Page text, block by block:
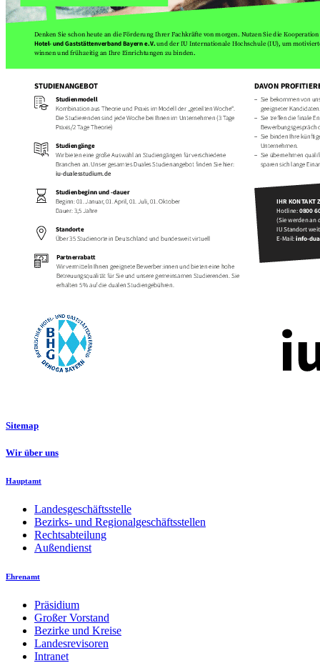
Sitemap
Wir über uns
Hauptamt
Landesgeschäftsstelle
Bezirks- und Regionalgeschäftsstellen
Rechtsabteilung
Außendienst
Ehrenamt
Präsidium
Großer Vorstand
Bezirke und Kreise
Landesrevisoren
Intranet